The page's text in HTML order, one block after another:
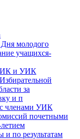
молодого
учащихся-
и УИК
за
и п
членами УИК
почетными
и по результатам